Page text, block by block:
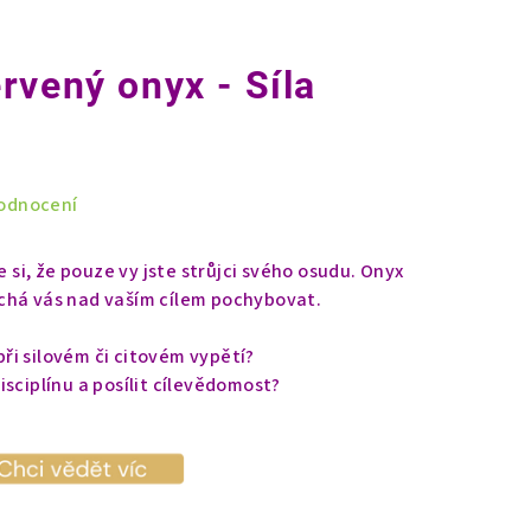
onyx - Síla
že pouze vy jste strůjci svého osudu. Onyx
vás nad vaším cílem pochybovat.
silovém či citovém vypětí?
a posílit cílevědomost?